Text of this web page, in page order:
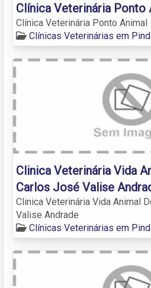
Clínica Veterinária Ponto
Clínica Veterinária Ponto Animal
Clínicas Veterinárias em
Clinica Veterinária Vida
Carlos José Valise
Clinica Veterinária Vida Animal
Valise Andrade
Clínicas Veterinárias em